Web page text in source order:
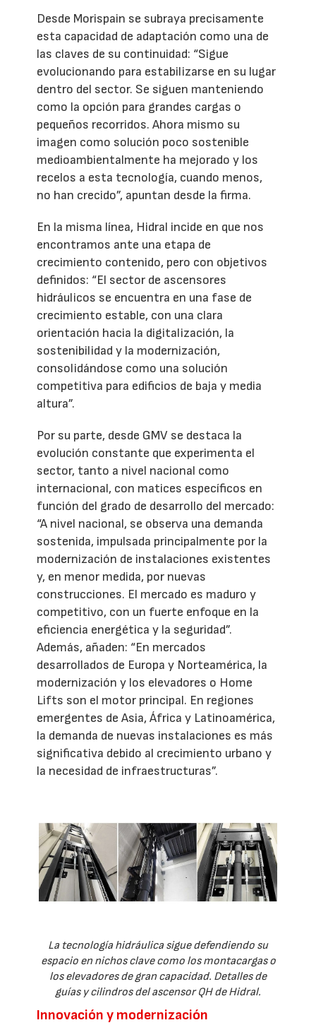
Desde Morispain se subraya precisamente
esta capacidad de adaptación como una de
las claves de su continuidad: “Sigue
evolucionando para estabilizarse en su lugar
dentro del sector. Se siguen manteniendo
como la opción para grandes cargas o
pequeños recorridos. Ahora mismo su
imagen como solución poco sostenible
medioambientalmente ha mejorado y los
recelos a esta tecnología, cuando menos,
no han crecido”, apuntan desde la firma.
En la misma línea, Hidral incide en que nos
encontramos ante una etapa de
crecimiento contenido, pero con objetivos
definidos: “El sector de ascensores
hidráulicos se encuentra en una fase de
crecimiento estable, con una clara
orientación hacia la digitalización, la
sostenibilidad y la modernización,
consolidándose como una solución
competitiva para edificios de baja y media
altura”.
Por su parte, desde GMV se destaca la
evolución constante que experimenta el
sector, tanto a nivel nacional como
internacional, con matices específicos en
función del grado de desarrollo del mercado:
“A nivel nacional, se observa una demanda
sostenida, impulsada principalmente por la
modernización de instalaciones existentes
y, en menor medida, por nuevas
construcciones. El mercado es maduro y
competitivo, con un fuerte enfoque en la
eficiencia energética y la seguridad”.
Además, añaden: “En mercados
desarrollados de Europa y Norteamérica, la
modernización y los elevadores o Home
Lifts son el motor principal. En regiones
emergentes de Asia, África y Latinoamérica,
la demanda de nuevas instalaciones es más
significativa debido al crecimiento urbano y
la necesidad de infraestructuras”.
La tecnología hidráulica sigue defendiendo su
espacio en nichos clave como los montacargas o
los elevadores de gran capacidad. Detalles de
guías y cilindros del ascensor QH de Hidral.
Innovación y modernización